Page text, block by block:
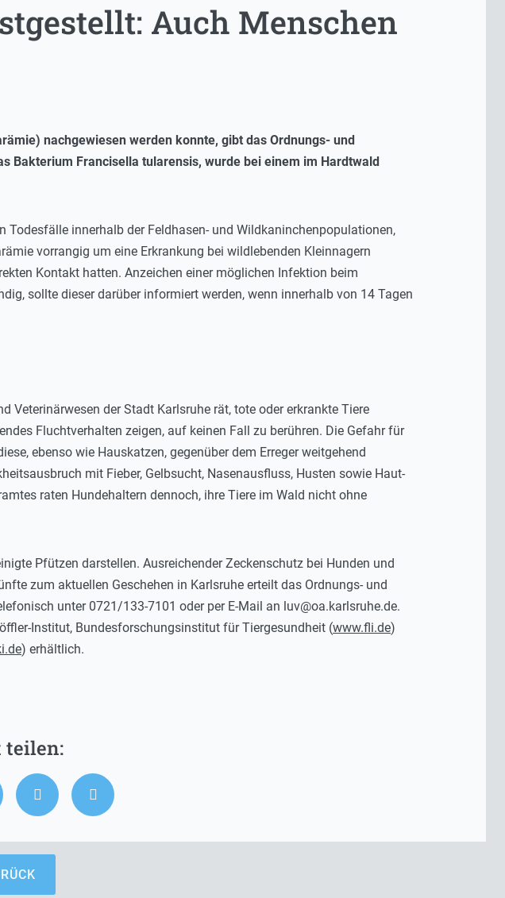
Auch Menschen
nachgewiesen werden konnte, gibt das Ordnungs- und
Bakterium Francisella tularensis, wurde bei einem im Hardtwald
innerhalb der Feldhasen- und Wildkaninchenpopulationen,
vorrangig um eine Erkrankung bei wildlebenden Kleinnagern
Kontakt hatten. Anzeichen einer möglichen Infektion beim
sollte dieser darüber informiert werden, wenn innerhalb von 14 Tagen
Veterinärwesen der Stadt Karlsruhe rät, tote oder erkrankte Tiere
Fluchtverhalten zeigen, auf keinen Fall zu berühren. Die Gefahr für
ebenso wie Hauskatzen, gegenüber dem Erreger weitgehend
mit Fieber, Gelbsucht, Nasenausfluss, Husten sowie Haut-
raten Hundehaltern dennoch, ihre Tiere im Wald nicht ohne
Pfützen darstellen. Ausreichender Zeckenschutz bei Hunden und
zum aktuellen Geschehen in Karlsruhe erteilt das Ordnungs- und
unter 0721/133-7101 oder per E-Mail an luv@oa.karlsruhe.de.
Institut, Bundesforschungsinstitut für Tiergesundheit (www.fli.de)
) erhältlich.